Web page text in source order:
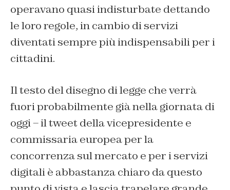
operavano quasi indisturbate dettando
le loro regole, in cambio di servizi
diventati sempre più indispensabili per i
cittadini.
Il testo del disegno di legge che verrà
fuori probabilmente già nella giornata di
oggi – il tweet della vicepresidente e
commissaria europea per la
concorrenza sul mercato e per i servizi
digitali è abbastanza chiaro da questo